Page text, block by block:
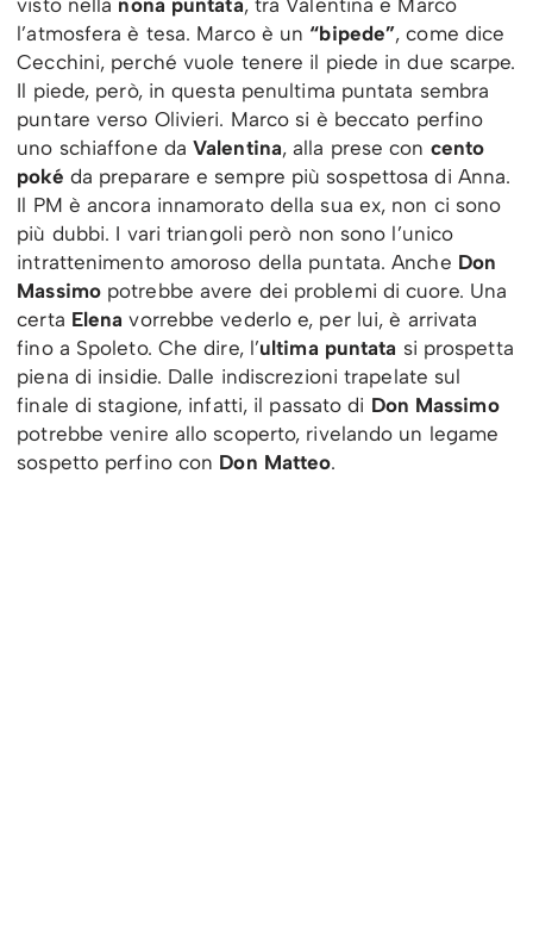
visto nella nona puntata, tra Valentina e Marco
l’atmosfera è tesa. Marco è un “bipede”, come dice
Cecchini, perché vuole tenere il piede in due scarpe.
Il piede, però, in questa penultima puntata sembra
puntare verso Olivieri. Marco si è beccato perfino
uno schiaffone daValentina, alla prese con cento
poké da preparare e sempre più sospettosa di Anna.
Il PM è ancora innamorato della sua ex, non ci sono
più dubbi. I vari triangoli però non sono l’unico
intrattenimento amoroso della puntata. Anche Don
Massimopotrebbe avere dei problemi di cuore. Una
certa Elenavorrebbe vederlo e, per lui, è arrivata
fino a Spoleto. Che dire, l’ultima puntata si prospetta
piena di insidie. Dalle indiscrezioni trapelate sul
finale di stagione, infatti, il passato di Don Massimo
potrebbe venire allo scoperto, rivelando un legame
sospetto perfino con Don Matteo.